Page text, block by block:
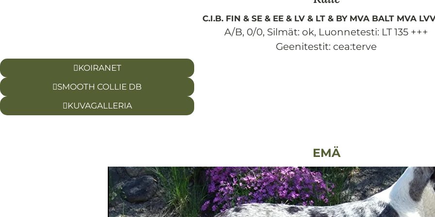
C.I.B. FIN & SE & EE & LV & LT & BY MVA BALT MVA
A/B, 0/0, Silmät: ok, Luonnetesti: LT 135 +++
Geenitestit: cea:terve
KOIRANET
SMOOTH COLLIE DB
KUVAGALLERIA
EMÄ